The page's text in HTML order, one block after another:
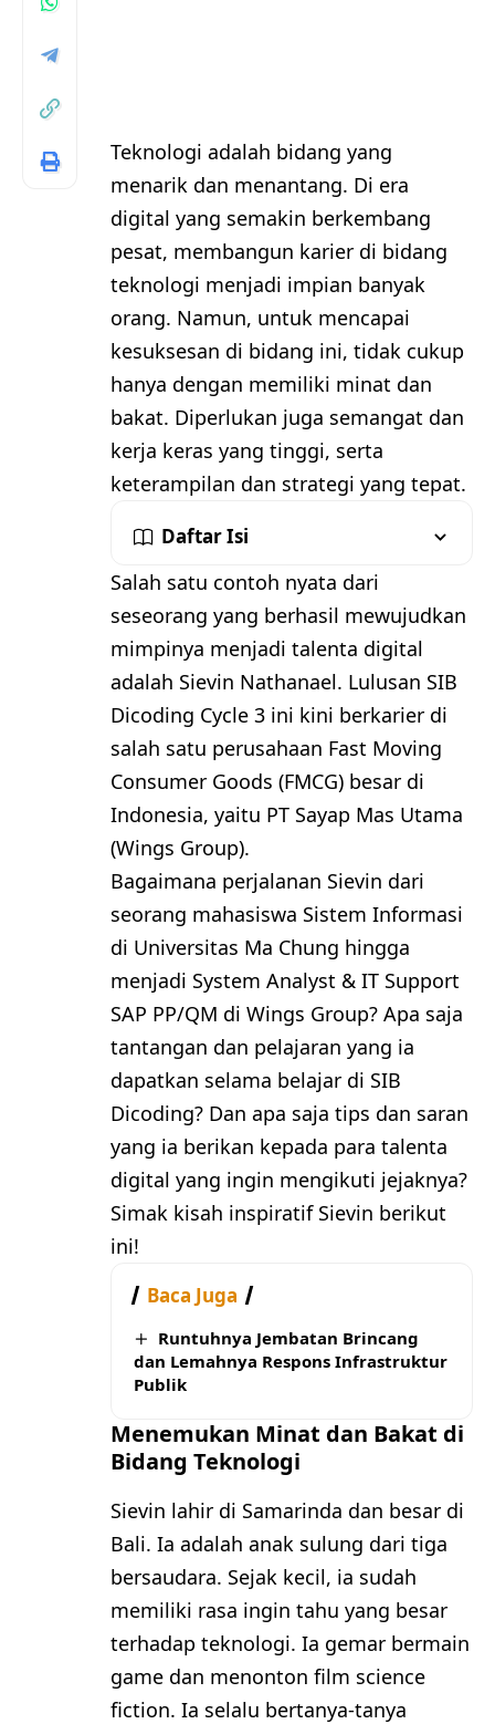
Teknologi adalah bidang yang
menarik dan menantang. Di era
digital yang semakin berkembang
pesat, membangun karier di bidang
teknologi menjadi impian banyak
orang. Namun, untuk mencapai
kesuksesan di bidang ini, tidak cukup
hanya dengan memiliki minat dan
bakat. Diperlukan juga semangat dan
kerja keras yang tinggi, serta
keterampilan dan strategi yang tepat.
Daftar Isi
Salah satu contoh nyata dari
seseorang yang berhasil mewujudkan
mimpinya menjadi talenta digital
adalah Sievin Nathanael. Lulusan SIB
Dicoding Cycle 3 ini kini berkarier di
salah satu perusahaan Fast Moving
Consumer Goods (FMCG) besar di
Indonesia, yaitu PT Sayap Mas Utama
(Wings Group).
Bagaimana perjalanan Sievin dari
seorang mahasiswa Sistem Informasi
di Universitas Ma Chung hingga
menjadi System Analyst & IT Support
SAP PP/QM di Wings Group? Apa saja
tantangan dan pelajaran yang ia
dapatkan selama belajar di SIB
Dicoding? Dan apa saja tips dan saran
yang ia berikan kepada para talenta
digital yang ingin mengikuti jejaknya?
Simak kisah inspiratif Sievin berikut
ini!
Baca Juga
Runtuhnya Jembatan Brincang
dan Lemahnya Respons Infrastruktur
Publik
Menemukan Minat dan Bakat di
Bidang Teknologi
Sievin lahir di Samarinda dan besar di
Bali. Ia adalah anak sulung dari tiga
bersaudara. Sejak kecil, ia sudah
memiliki rasa ingin tahu yang besar
terhadap teknologi. Ia gemar bermain
game dan menonton film science
fiction. Ia selalu bertanya-tanya